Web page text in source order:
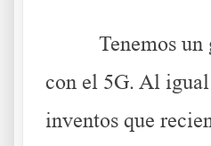
Tenemos un
con el 5G. Al
inventos que